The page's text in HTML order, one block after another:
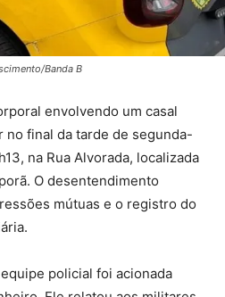
Banda B
envolvendo um casal
no final da tarde de segunda-
na Rua Alvorada, localizada
O desentendimento
mútuas e o registro do
policial foi acionada